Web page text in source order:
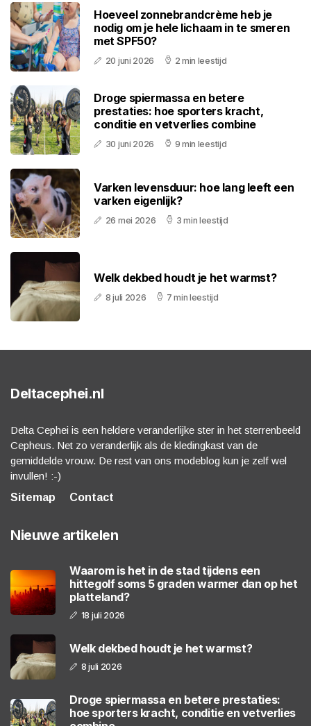
Hoeveel zonnebrandcrème heb je
nodig om je hele lichaam in te smeren
met SPF50?
20 juni 2026 2 min leestijd
Droge spiermassa en betere
prestaties: hoe sporters kracht,
conditie en vetverlies combine
30 juni 2026 9 min leestijd
Varken levensduur: hoe lang leeft een
varken eigenlijk?
26 mei 2026 3 min leestijd
Welk dekbed houdt je het warmst?
8 juli 2026 7 min leestijd
Deltacephei.nl
Delta Cephei is een heldere veranderlijke ster in het sterrenbeeld
Cepheus. Net zo veranderlijk als de kledingkast van de
gemiddelde vrouw. De rest van ons modeblog kun je zelf wel
invullen! :-)
Sitemap
Contact
Nieuwe artikelen
Waarom is het in de stad tijdens een
hittegolf soms 5 graden warmer dan op het
platteland?
18 juli 2026
Welk dekbed houdt je het warmst?
8 juli 2026
Droge spiermassa en betere prestaties:
hoe sporters kracht, conditie en vetverlies